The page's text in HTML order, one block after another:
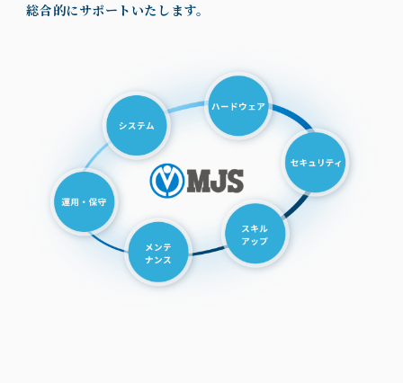
総合的にサポートいたします。